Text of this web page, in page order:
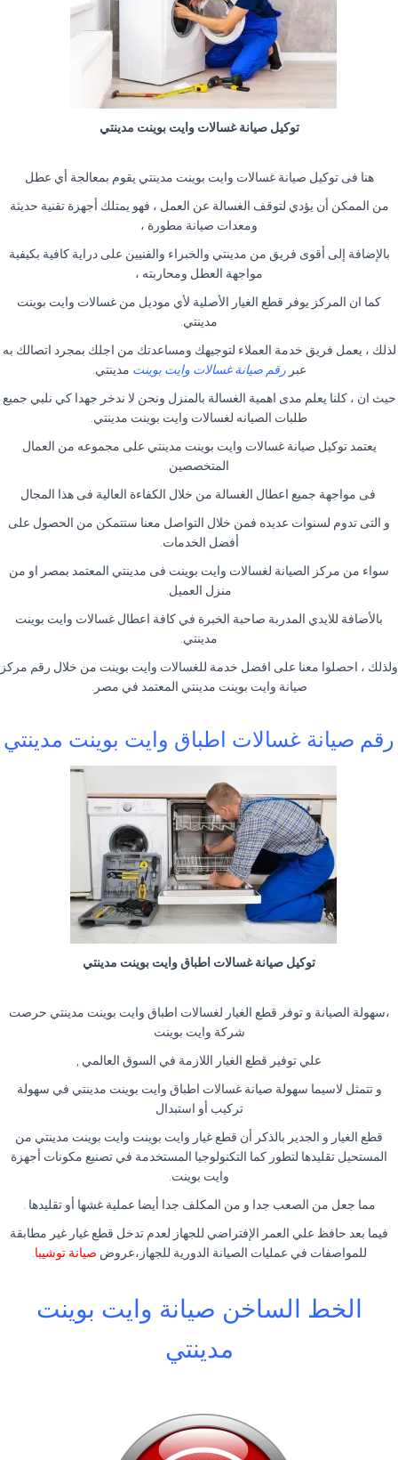
توكيل صيانة غسالات وايت بوينت مدينتي
هنا فى توكيل صيانة غسالات وايت بوينت مدينتي يقوم بمعالجة أي عطل
من الممكن أن يؤدي لتوقف الغسالة عن العمل ، فهو يمتلك أجهزة تقنية حديثة
ومعدات صيانة مطورة ،
بالإضافة إلى أقوى فريق من مدينتي والخبراء والفنيين على دراية كافية بكيفية
مواجهة العطل ومحاربته ،
كما ان المركز يوفر قطع الغيار الأصلية لأي موديل من غسالات وايت بوينت
مدينتي.
لذلك ، يعمل فريق خدمة العملاء لتوجيهك ومساعدتك من اجلك بمجرد اتصالك به
عبررقم صيانة غسالات وايت بوينت مدينتي.
حيث ان ، كلنا يعلم مدى اهمية الغسالة بالمنزل ونحن لا ندخر جهدا كي نلبي جميع
طلبات الصيانه لغسالات وايت بوينت مدينتي.
يعتمد توكيل صيانة غسالات وايت بوينت مدينتي على مجموعه من العمال
المتخصصين
فى مواجهة جميع اعطال الغسالة من خلال الكفاءة العالية فى هذا المجال
و التى تدوم لسنوات عديده فمن خلال التواصل معنا ستتمكن من الحصول على
أفضل الخدمات.
سواء من مركز الصيانة لغسالات وايت بوينت فى مدينتي المعتمد بمصر او من
منزل العميل.
بالأضافة للايدي المدربة صاحبة الخبرة في كافة اعطال غسالات وايت بوينت
مدينتي.
ولذلك ، احصلوا معنا على افضل خدمة للغسالات وايت بوينت من خلال رقم مركز
صيانة وايت بوينت مدينتي المعتمد في مصر.
رقم صيانة غسالات اطباق وايت بوينت مدينتي
توكيل صيانة غسالات اطباق وايت بوينت مدينتي
،سهولة الصيانة و توفر قطع الغيار لغسالات اطباق وايت بوينت مدينتي حرصت
شركة وايت بوينت
علي توفير قطع الغيار اللازمة في السوق العالمي ,
و تتمثل لاسيما سهولة صيانة غسالات اطباق وايت بوينت مدينتي في سهولة
تركيب أو استبدال
قطع الغيار و الجدير بالذكر أن قطع غيار وايت بوينت وايت بوينت مدينتي من
المستحيل تقليدها لتطور كما التكنولوجيا المستخدمة في تصنيع مكونات أجهزة
وايت بوينت.
مما جعل من الصعب جدا و من المكلف جدا أيضا عملية غشها أو تقليدها .
فيما بعد حافظ علي العمر الإفتراضي للجهاز لعدم تدخل قطع غيار غير مطابقة
للمواصفات في عمليات الصيانة الدورية للجهاز،عروض صيانة توشيبا
الخط الساخن صيانة وايت بوينت
مدينتي